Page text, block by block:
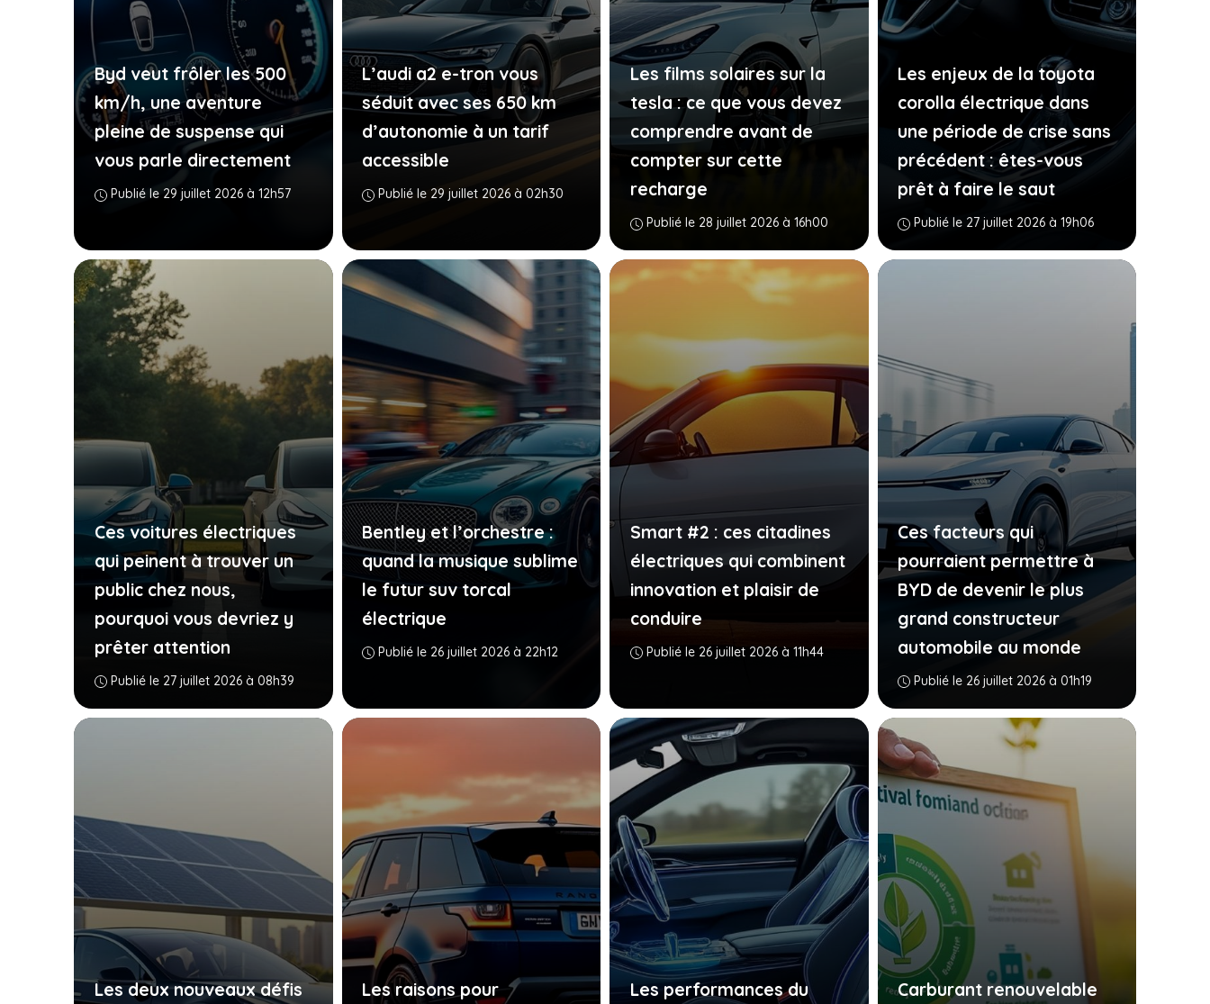
Byd veut frôler les 500
km/h, une aventure
pleine de suspense qui
vous parle directement
Publié le 29 juillet 2026 à 12h57
L’audi a2 e-tron vous
séduit avec ses 650 km
d’autonomie à un tarif
accessible
Publié le 29 juillet 2026 à 02h30
Les films solaires sur la
tesla : ce que vous devez
comprendre avant de
compter sur cette
recharge
Publié le 28 juillet 2026 à 16h00
Les enjeux de la toyota
corolla électrique dans
une période de crise sans
précédent : êtes-vous
prêt à faire le saut
Publié le 27 juillet 2026 à 19h06
Ces voitures électriques
qui peinent à trouver un
public chez nous,
pourquoi vous devriez y
prêter attention
Publié le 27 juillet 2026 à 08h39
Bentley et l’orchestre :
quand la musique sublime
le futur suv torcal
électrique
Publié le 26 juillet 2026 à 22h12
Smart #2 : ces citadines
électriques qui combinent
innovation et plaisir de
conduire
Publié le 26 juillet 2026 à 11h44
Ces facteurs qui
pourraient permettre à
BYD de devenir le plus
grand constructeur
automobile au monde
Publié le 26 juillet 2026 à 01h19
Les deux nouveaux défis Les raisons pour Les performances du Carburant renouvelable